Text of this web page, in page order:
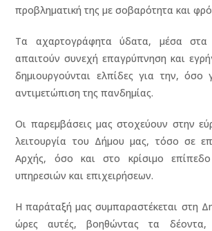
προβληματική της με σοβαρότητα και
Τα αχαρτογράφητα ύδατα, μέσα στα
απαιτούν συνεχή επαγρύπνηση και
δημιουργούνται ελπίδες για την, όσο
αντιμετώπιση της πανδημίας.
Οι παρεμβάσεις μας στοχεύουν στην
λειτουργία του Δήμου μας, τόσο σε
Αρχής, όσο και στο κρίσιμο
υπηρεσιών και επιχειρήσεων.
Η παράταξή μας συμπαραστέκεται στη
ώρες αυτές, βοηθώντας τα